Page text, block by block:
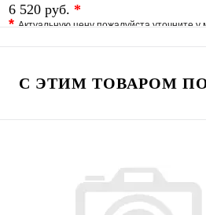
6 520 руб. *
*Актуальную цену пожалуйста уточните
В избранное
В
С ЭТИМ ТОВАРОМ